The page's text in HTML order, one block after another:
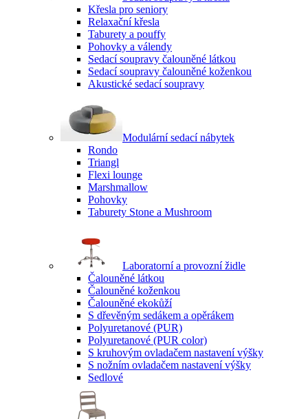
Křesla pro seniory
Relaxační křesla
Taburety a pouffy
Pohovky a válendy
Sedací soupravy čalouněné látkou
Sedací soupravy čalouněné koženkou
Akustické sedací soupravy
Modulární sedací nábytek
Rondo
Triangl
Flexi lounge
Marshmallow
Pohovky
Taburety Stone a Mushroom
Laboratorní a provozní židle
Čalouněné látkou
Čalouněné koženkou
Čalouněné ekokůží
S dřevěným sedákem a opěrákem
Polyuretanové (PUR)
Polyuretanové (PUR color)
S kruhovým ovladačem nastavení výšky
S nožním ovladačem nastavení výšky
Sedlové